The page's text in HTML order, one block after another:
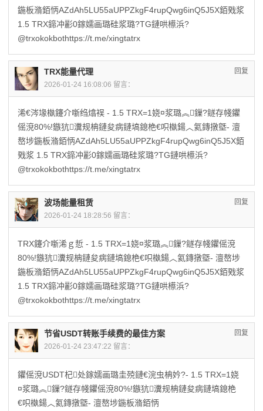
鍦板潃銆怲AZdAh5LU55aUPPZkgF4rupQwg6inQ5J5X銆戣浆
1.5 TRX鍗冲彲0鎵嬬画璐硅浆璐?TG鏈哄櫒浜?
@trxokokbothttps://t.me/xingtatrx
TRX能量代理
2026-01-24 16:08:06 留言：
回复
浠€涔堟槸鑳介噺绉熻祦 - 1.5 TRX=1娆¤浆璐︽鏁?鐩存帴鑺
傜渷80%!鏃犺瀵规柟鏈夋病鏈塙鎴栬€呮槸鍚︿氦鏄撴墍- 澶
嶅埗鍦板潃銆怲AZdAh5LU55aUPPZkgF4rupQwg6inQ5J5X銆
戣浆 1.5 TRX鍗冲彲0鎵嬬画璐硅浆璐?TG鏈哄櫒浜?
@trxokokbothttps://t.me/xingtatrx
波场能量租赁
2026-01-24 18:28:56 留言：
回复
TRX鑳介噺浠ｇ悊 - 1.5 TRX=1娆¤浆璐︽鏁?鐩存帴鑺傜渷
80%!鏃犺瀵规柟鏈夋病鏈塙鎴栬€呮槸鍚︿氦鏄撴墍- 澶嶅埗
鍦板潃銆怲AZdAh5LU55aUPPZkgF4rupQwg6inQ5J5X銆戣浆
1.5 TRX鍗冲彲0鎵嬬画璐硅浆璐?TG鏈哄櫒浜?
@trxokokbothttps://t.me/xingtatrx
节省USDT转账手续费的最佳方案
2026-01-24 23:47:22 留言：
回复
鑺傜渷USDT杞处鎵嬬画璐圭殑鏈€浣虫柟妗?- 1.5 TRX=1娆
¤浆璐︽鏁?鐩存帴鑺傜渷80%!鏃犺瀵规柟鏈夋病鏈塙鎴栬
€呮槸鍚︿氦鏄撴墍- 澶嶅埗鍦板潃銆怲